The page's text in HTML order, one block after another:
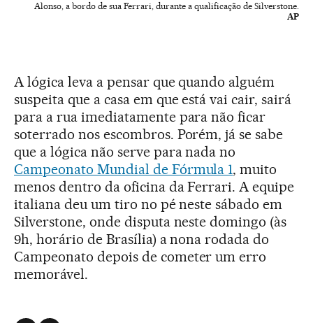
Alonso, a bordo de sua Ferrari, durante a qualificação de Silverstone.
AP
A lógica leva a pensar que quando alguém
suspeita que a casa em que está vai cair, sairá
para a rua imediatamente para não ficar
soterrado nos escombros. Porém, já se sabe
que a lógica não serve para nada no
Campeonato Mundial de Fórmula 1, muito
menos dentro da oficina da Ferrari. A equipe
italiana deu um tiro no pé neste sábado em
Silverstone, onde disputa neste domingo (às
9h, horário de Brasília) a nona rodada do
Campeonato depois de cometer um erro
memorável.